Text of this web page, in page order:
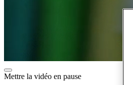
Mettre la vidéo en pause